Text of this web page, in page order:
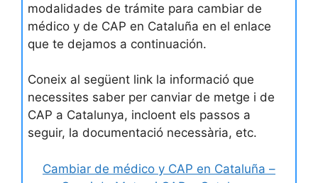
modalidades de trámite para cambiar de
médico y de CAP en Cataluña en el enlace
que te dejamos a continuación.
Coneix al següent link la informació que
necessites saber per canviar de metge i de
CAP a Catalunya, incloent els passos a
seguir, la documentació necessària, etc.
Cambiar de médico y CAP en Cataluña –